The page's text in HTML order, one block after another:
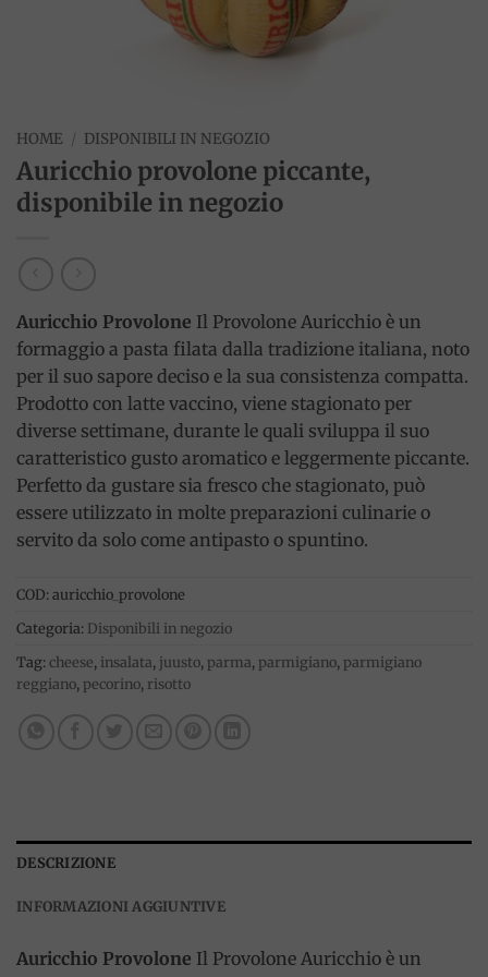
HOME / DISPONIBILI IN NEGOZIO
Auricchio provolone piccante,
disponibile in negozio
Auricchio Provolone Il Provolone Auricchio è un
formaggio a pasta filata dalla tradizione italiana, noto
per il suo sapore deciso e la sua consistenza compatta.
Prodotto con latte vaccino, viene stagionato per
diverse settimane, durante le quali sviluppa il suo
caratteristico gusto aromatico e leggermente piccante.
Perfetto da gustare sia fresco che stagionato, può
essere utilizzato in molte preparazioni culinarie o
servito da solo come antipasto o spuntino.
COD:auricchio_provolone
Categoria: Disponibili in negozio
Tag:cheese, insalata, juusto,parma,parmigiano,parmigiano
reggiano,pecorino, risotto
DESCRIZIONE
INFORMAZIONI AGGIUNTIVE
Auricchio Provolone Il Provolone Auricchio è un